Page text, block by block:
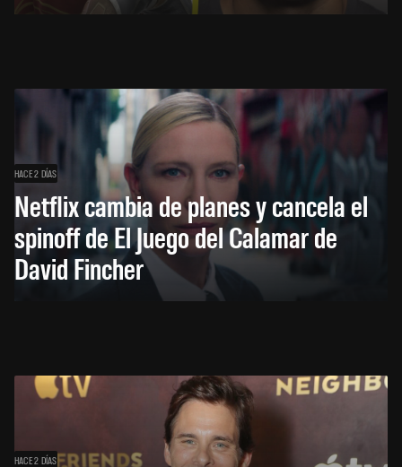
HACE 2 DÍAS
Netflix cambia de planes y cancela el
spinoff de El Juego del Calamar de
David Fincher
HACE 2 DÍAS